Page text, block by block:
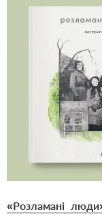
«Розламані